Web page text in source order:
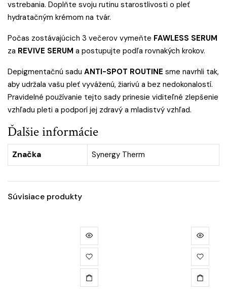
vstrebania. Doplňte svoju rutinu starostlivosti o pleť
hydratačným krémom na tvár.
Počas zostávajúcich 3 večerov vymeňte FAWLESS SERUM
za REVIVE SERUM a postupujte podľa rovnakých krokov.
Depigmentačnú sadu ANTI-SPOT ROUTINE sme navrhli tak,
aby udržala vašu pleť vyváženú, žiarivú a bez nedokonalostí.
Pravidelné používanie tejto sady prinesie viditeľné zlepšenie
vzhľadu pleti a podporí jej zdravý a mladistvý vzhľad.
Ďalšie informácie
Značka Synergy Therm
Súvisiace produkty